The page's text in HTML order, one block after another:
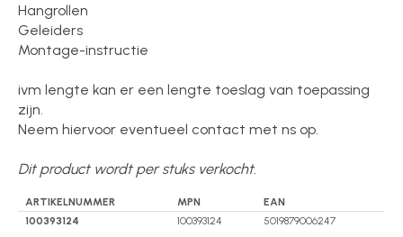
Hangrollen
Geleiders
Montage-instructie
ivm lengte kan er een lengte toeslag van toepassing
zijn.
Neem hiervoor eventueel contact met ns op.
Dit product wordt per stuks verkocht.
ARTIKELNUMMER MPN
EAN
100393124
100393124 5019879006247